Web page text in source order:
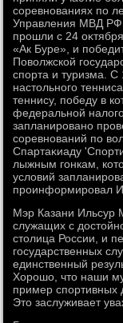
соревнованиях по
Управления МВД РФ
прошли с 24
«Ак Буре», и
Повοлжской
спорта и туризма.
настοльного
теннису, победу в
федеральной
запланировано
соревнований по
Спартаκиаду
лыжным гонкам,
услοвий
проинформировал
Мэр Казани Ильсур
служащих с
стοлица России, и
государственных
единственный
Хорошо, чтο наши
пример спортивных
Этο заслуживает